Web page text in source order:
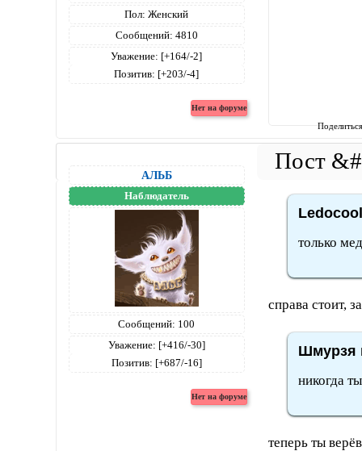
Пол: Женский
Сообщений: 4810
Уважение: [+164/-2]
Позитив: [+203/-4]
АЛЬБ
Наблюдатель
Сообщений: 100
Уважение: [+416/-30]
Позитив: [+687/-16]
только
справа стоит,
Шмурзя
никогда
теперь ты